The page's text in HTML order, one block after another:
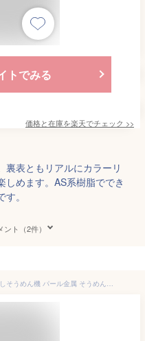
トでみる
価格と在庫を楽天でチェック >>
裏表ともリアルにカラーリ
しめます。AS系樹脂ででき
。
ト（2件）
竹流麺 CHIKURYU-MEN 流し素麺 流しそうめん機 パール金属 そうめん流し器 電動 家庭用 組み立て式 電池式 Wheat Noodle Flow PEARL LIFE 流し素麺機【RCP】スライダーそうめん流し器 グリーン D-6794